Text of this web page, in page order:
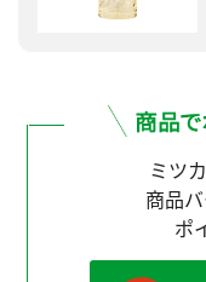
ミツ
商品
ポ